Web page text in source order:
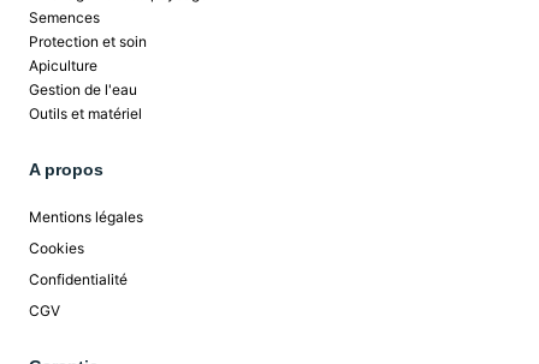
Semences
Protection et soin
Apiculture
Gestion de l'eau
Outils et matériel
A propos
Mentions légales
Cookies
Confidentialité
CGV